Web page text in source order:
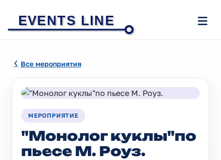
EVENTS LINE
Все мероприятия
МЕРОПРИЯТИЕ
"Монолог куклы"по
пьесе М. Роуз.